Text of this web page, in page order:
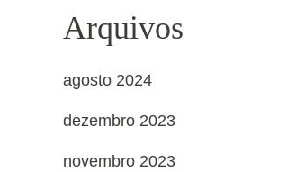
Arquivos
agosto 2024
dezembro 2023
novembro 2023